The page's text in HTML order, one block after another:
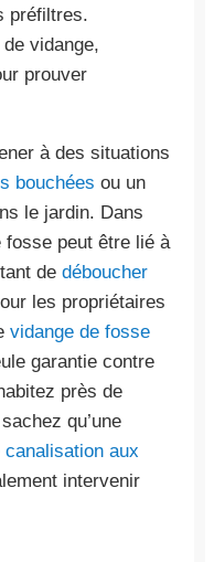
préfiltres.
vidange,
prouver
à des situations
bouchées ou un
le jardin. Dans
peut être lié à
de déboucher
les propriétaires
vidange de fosse
garantie contre
près de
qu’une
aux
intervenir